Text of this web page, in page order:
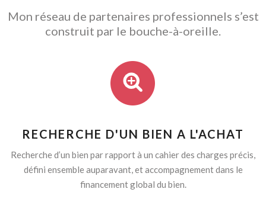
Mon réseau de partenaires professionnels s’est
construit par le bouche-à-oreille.
RECHERCHE D'UN BIEN A L'ACHAT
Recherche d’un bien par rapport à un cahier des charges précis,
défini ensemble auparavant, et accompagnement dans le
financement global du bien.